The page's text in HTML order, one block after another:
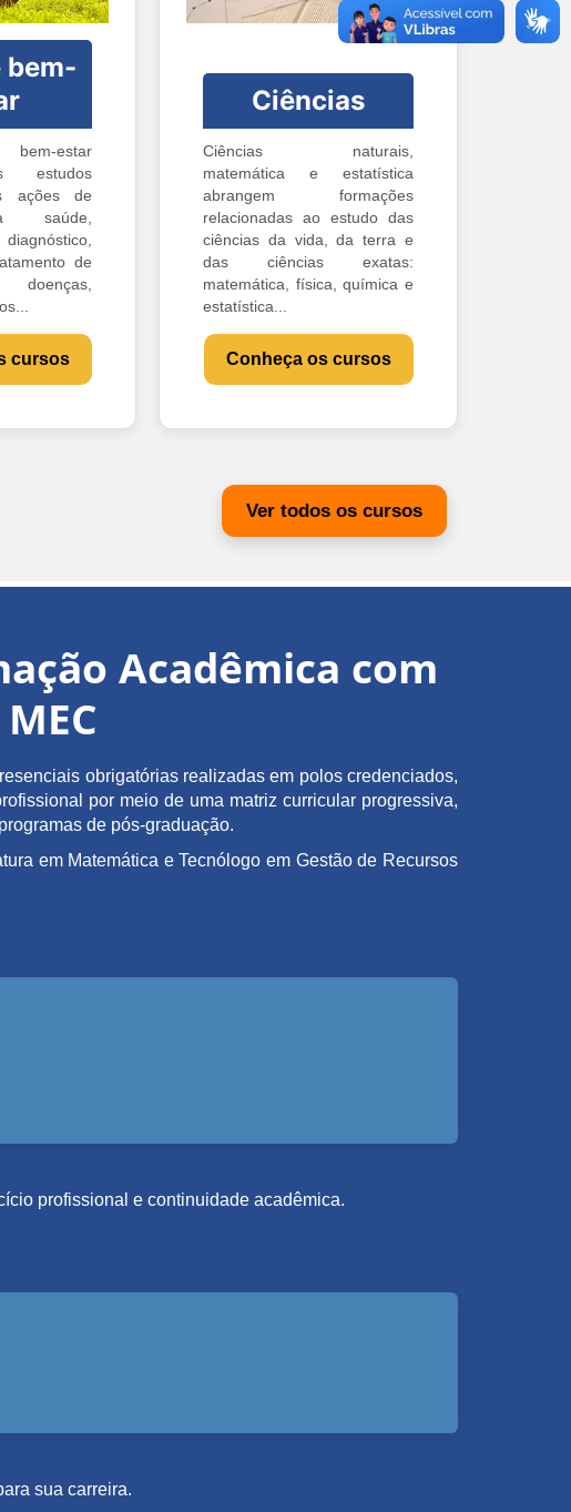
bem-
estar
estudos
ações de
saúde,
de
cursos
Ciências
Ciências naturais,
matemática e estatística
abrangem formações
relacionadas ao estudo das
ciências da vida, da terra e
das ciências exatas:
matemática, física, química e
estatística...
Conheça os cursos
Ver todos os cursos
Acadêmica com
obrigatórias realizadas em polos credenciados,
por meio de uma matriz curricular progressiva,
de pós-graduação.
em Matemática e Tecnólogo em Gestão de Recursos
profissional e continuidade acadêmica.
sua carreira.